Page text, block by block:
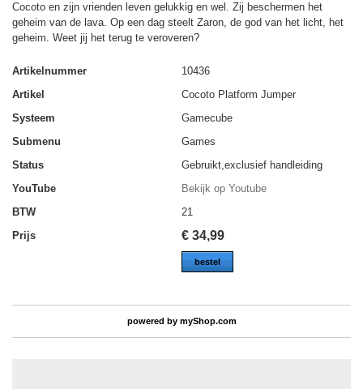
Cocoto en zijn vrienden leven gelukkig en wel. Zij beschermen het
geheim van de lava. Op een dag steelt Zaron, de god van het licht, het
geheim. Weet jij het terug te veroveren?
Artikelnummer
10436
Artikel
Cocoto Platform Jumper
Systeem
Gamecube
Submenu
Games
Status
Gebruikt,exclusief handleiding
YouTube
Bekijk op Youtube
BTW
21
Prijs
€ 34,99
bestel
powered by myShop.com